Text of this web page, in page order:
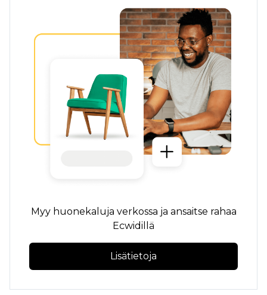
Myy huonekaluja verkossa ja ansaitse rahaa
Ecwidillä
Lisätietoja